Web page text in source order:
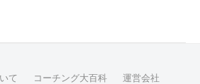
て コーチング大百科 運営会社